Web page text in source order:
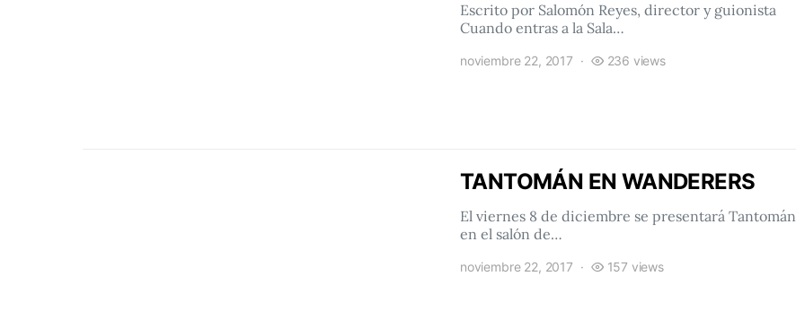
Escrito por Salomón Reyes, director y guionista
Cuando entras a la Sala…
noviembre 22, 2017 236 views
TANTOMÁN EN WANDERERS
El viernes 8 de diciembre se presentará Tantomán
en el salón de…
noviembre 22, 2017 157 views